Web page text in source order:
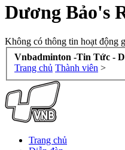
Dương Bảo's
Không có thông tin hoạt động
Vnbadminton -Tin Tức -
Trang chủ Thành viên >
Trang chủ